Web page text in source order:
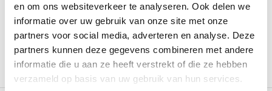
en om ons websiteverkeer te analyseren. Ook delen we
informatie over uw gebruik van onze site met onze
partners voor social media, adverteren en analyse. Deze
partners kunnen deze gegevens combineren met andere
informatie die u aan ze heeft verstrekt of die ze hebben
verzameld op basis van uw gebruik van hun services.
Heb je een vraag over dit product?
Stel je vraag in de Chat voor een snel antwoord 24/7
Stel je vraag
Groot aantal nodig?